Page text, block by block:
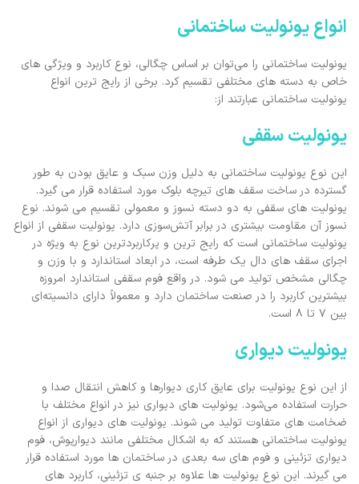
انواع یونولیت ساختمانی
یونولیت‌ ساختمانی را می‌توان بر اساس چگالی، نوع کاربرد و ویژگی ‌های
خاص به دسته‌ های مختلفی تقسیم کرد. برخی از رایج ‌ترین انواع
یونولیت ساختمانی عبارتند از:
یونولیت سقفی
این نوع یونولیت ساختمانی به دلیل وزن سبک و عایق بودن به طور
گسترده در ساخت سقف‌ های تیرچه بلوک مورد استفاده قرار می‌ گیرد.
یونولیت ‌های سقفی به دو دسته نسوز و معمولی تقسیم می ‌شوند. نوع
نسوز آن مقاومت بیشتری در برابر آتش‌سوزی دارد. یونولیت سقفی از انواع
یونولیت ساختمانی است که رایج ‌ترین و پرکاربردترین نوع به ویژه در
اجرای سقف‌ های دال یک ‌طرفه است، در ابعاد استاندارد و با وزن و
چگالی مشخص تولید می‌ شود. در واقع فوم سقفی استاندارد امروزه
بیشترین کاربرد را در صنعت ساختمان دارد و معمولاً دارای دانسیته‌ای
بین ۷ تا ۸ است.
یونولیت دیواری
از این نوع یونولیت برای عایق‌ کاری دیوارها و کاهش انتقال صدا و
حرارت استفاده می‌شود. یونولیت‌ های دیواری نیز در انواع مختلف با
ضخامت‌ های متفاوت تولید می ‌شوند. یونولیت ‌های دیواری از انواع
یونولیت‌ ساختمانی هستند که به اشکال مختلفی مانند دیوارپوش، فوم
دیواری تزئینی و فوم ‌های سه ‌بعدی در ساختمان‌ ها مورد استفاده قرار
می‌ گیرند. این نوع یونولیت ‌ها علاوه بر جنبه ‌ی تزئینی، کاربرد های